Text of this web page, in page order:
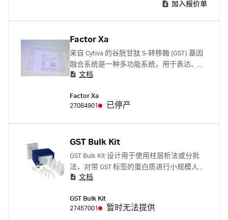
加入报价单
Factor Xa
来自 Cytiva 的谷胱甘肽 S-转移酶 (GST) 基因
融合系统是一种多功能系统，用于表达、纯
化和检测大肠杆菌中产生的带 GST 标签的蛋
文档
Factor Xa
27084901
已停产
GST Bulk Kit
GST Bulk Kit 设计用于使用柱层析法或分批
法，对带 GST 标签的蛋白质进行小规模人工
纯化。有利于对带 GST 标签的蛋白质的表
文档
GST Bulk Kit
27457001
暂时无法提供